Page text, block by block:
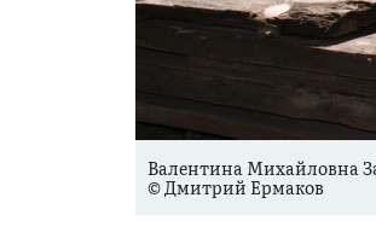
Валентина Михайловна
© Дмитрий Ермаков